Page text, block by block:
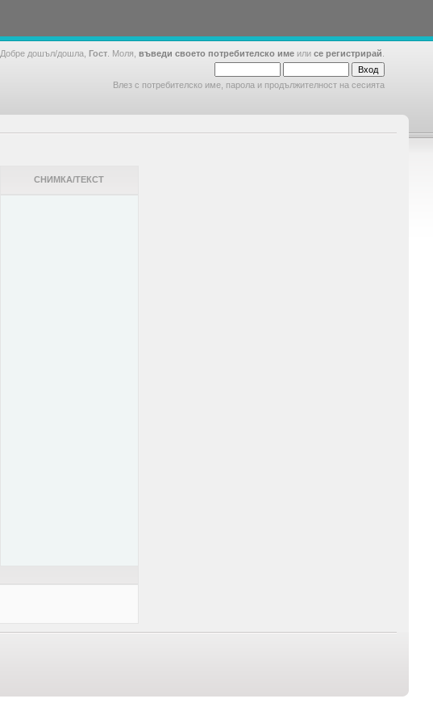
Добре дошъл/дошла, Гост . Моля, въведи своето потребителско име или се регистрирай
Влез с потребителско име, парола и продължителност на сесията
СНИМКА/ТЕКСТ